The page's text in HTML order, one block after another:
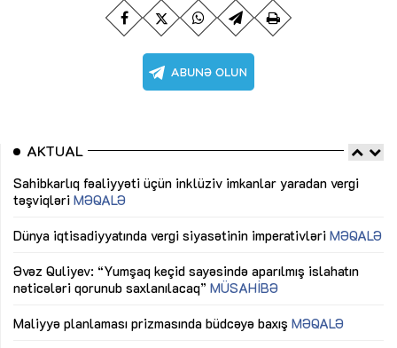
AKTUAL
Sahibkarlıq fəaliyyəti üçün inklüziv imkanlar yaradan vergi
təşviqləri MƏQALƏ
Dünya iqtisadiyyatında vergi siyasətinin imperativləri MƏQALƏ
Əvəz Quliyev: “Yumşaq keçid sayəsində aparılmış islahatın
nəticələri qorunub saxlanılacaq” MÜSAHİBƏ
Maliyyə planlaması prizmasında büdcəyə baxış MƏQALƏ